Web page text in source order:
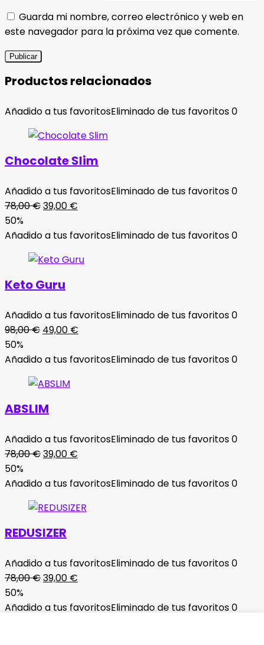
Guarda mi nombre, correo electrónico y web en
este navegador para la próxima vez que comente.
Productos relacionados
Añadido a tus favoritosEliminado de tus favoritos0
Chocolate Slim
Añadido a tus favoritosEliminado de tus favoritos0
78,00€El
original
78,00 €.
39,00 €
actual
39,00 €.
50%
Añadido a tus favoritosEliminado de tus favoritos0
Keto Guru
Añadido a tus favoritosEliminado de tus favoritos0
98,00€ El
original
98,00 €.
49,00 €
actual
50%
Añadido a tus favoritosEliminado de tus favoritos0
ABSLIM
Añadido a tus favoritosEliminado de tus favoritos0
78,00€El
original
78,00 €.
39,00 €
actual
39,00 €.
50%
Añadido a tus favoritosEliminado de tus favoritos0
REDUSIZER
Añadido a tus favoritosEliminado de tus favoritos0
78,00€El
original
39,00 €
actual
50%
Añadido a tus favoritosEliminado de tus favoritos0